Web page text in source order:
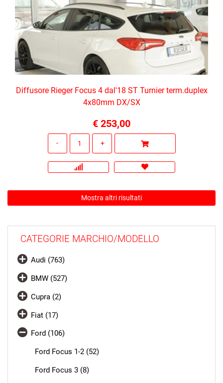
Diffusore Rieger Focus 4 dal'18 ST Turnier term.duplex
4x80mm DX/SX
€ 253,00
Mostra altri risultati
CATEGORIE MARCHIO/MODELLO
Audi (763)
BMW (527)
Cupra (2)
Fiat (17)
Ford (106)
Ford Focus 1-2 (52)
Ford Focus 3 (8)